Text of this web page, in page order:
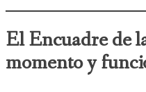
El Encuadre de
momento y